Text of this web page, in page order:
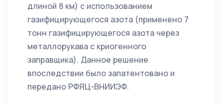
длиной 8 км) с использованием
газифицирующегося азота (применено 7
тонн газифицирующегося азота через
металлорукава с криогенного
заправщика). Данное решение
впоследствии было запатентовано и
передано РФЯЦ-ВНИИЭФ.